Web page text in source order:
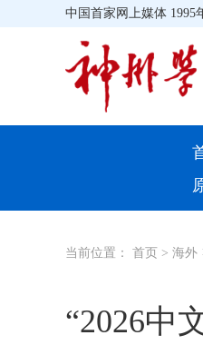
留学
招聘信息
中国首家网上媒体 1995
当前位置： 首页 > 海外
“2026中